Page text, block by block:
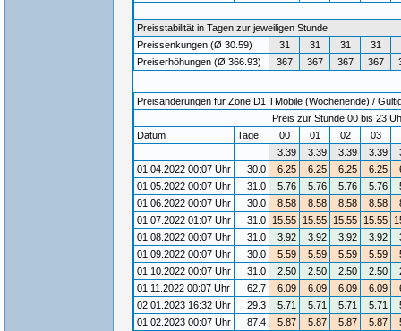
Preisstabilität in Tagen zur jeweiligen Stunde
Preissenkungen (Ø 30.59)
31 31 31 31
Preiserhöhungen (Ø 366.93)
367 367 367 367
Preisänderungen für Zone D1 TMobile (Wochenende) /
Preis zur Stunde 00 bis 23
Datum
Tage 00 01 02 03
3.39
3.39 3.39 3.39
01.04.2022 00:07 Uhr
30.0 6.25 6.25 6.25 6.25
01.05.2022 00:07 Uhr
31.0 5.76 5.76 5.76 5.76
01.06.2022 00:07 Uhr
30.0 8.58 8.58 8.58 8.58
01.07.2022 01:07 Uhr
31.0 15.55 15.55 15.55 15.55
01.08.2022 00:07 Uhr
31.0 3.92 3.92 3.92 3.92
01.09.2022 00:07 Uhr
30.0 5.59 5.59 5.59 5.59
01.10.2022 00:07 Uhr
31.0 2.50 2.50 2.50 2.50
01.11.2022 00:07 Uhr
62.7 6.09 6.09 6.09 6.09
02.01.2023 16:32 Uhr
29.3 5.71 5.71 5.71 5.71
01.02.2023 00:07 Uhr
87.4 5.87 5.87 5.87 5.87